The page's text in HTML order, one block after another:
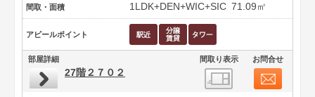
間取・面積 1LDK+DEN+WIC+SIC 71.09㎡
アピールポイント
部屋詳細 間取り表示 お問合せ
27階２７０２